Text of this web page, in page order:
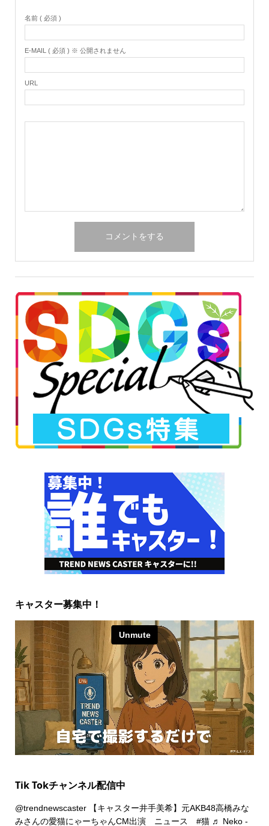
名前 ( 必須 )
E-MAIL ( 必須 ) ※ 公開されません
URL
キャスター募集中！
Tik Tokチャンネル配信中
@trendnewscaster【キャスター井手美希】元AKB48高橋みな
みさんの愛猫にゃーちゃんCM出演 ニュース #猫 ♬ Neko -